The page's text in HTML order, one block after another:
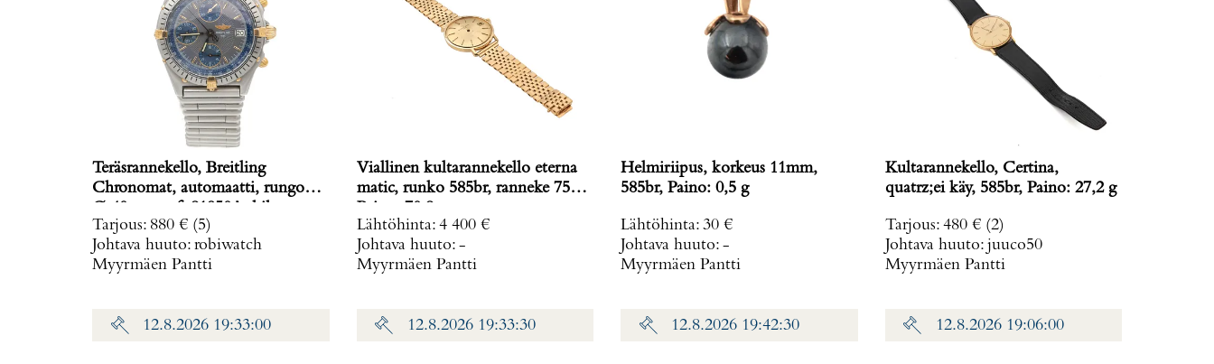
Teräsrannekello, Breitling
Chronomat, automaatti, rungon
pituus 160mm, nupista pala
irronnut, hihnan kiinnitys löysä,
laatikko, Paino: 0 g
Tarjous: 880 € (5)
Johtava huuto: robiwatch
Myyrmäen Pantti
Viallinen kultarannekello eterna
matic, runko 585br, ranneke 750,
Lähtöhinta: 4 400 €
Johtava huuto: -
Myyrmäen Pantti
Helmiriipus, korkeus 11mm,
585br, Paino: 0,5 g
Lähtöhinta: 30 €
Johtava huuto: -
Myyrmäen Pantti
Kultarannekello, Certina,
quatrz;ei käy, 585br, Paino: 27,2 g
Tarjous: 480 € (2)
Johtava huuto: juuco50
Myyrmäen Pantti
12.8.2026 19:33:00 12.8.2026 19:33:30 12.8.2026 19:42:30 12.8.2026 19:06:00